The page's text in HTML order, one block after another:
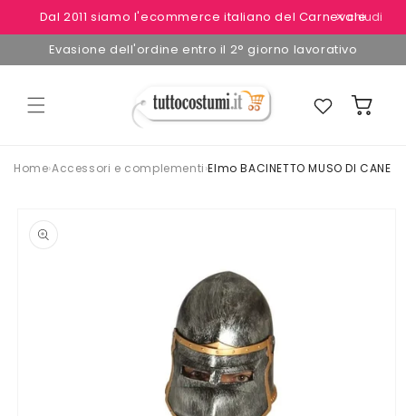
direttamente
ai contenuti
Dal 2011 siamo l'ecommerce italiano del Carnevale
✕ chiudi
Evasione dell'ordine entro il 2° giorno lavorativo
Preferiti Carrello
Home›Accessori e complementi›Elmo BACINETTO MUSO DI CANE